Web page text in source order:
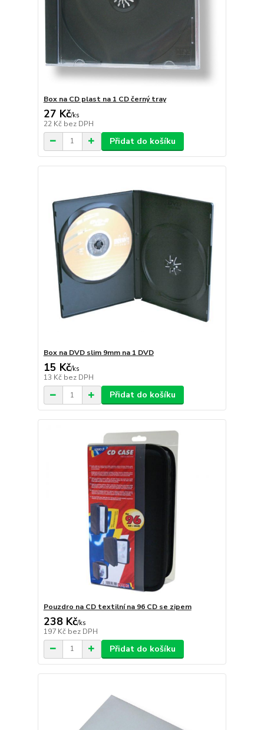
Box na CD plast na 1 CD černý tray
27 Kč/ks
22 Kč bez DPH
Přidat do košíku
Box na DVD slim 9mm na 1 DVD
15 Kč/ks
13 Kč bez DPH
Přidat do košíku
Pouzdro na CD textilní na 96 CD se zipem
238 Kč/ks
197 Kč bez DPH
Přidat do košíku